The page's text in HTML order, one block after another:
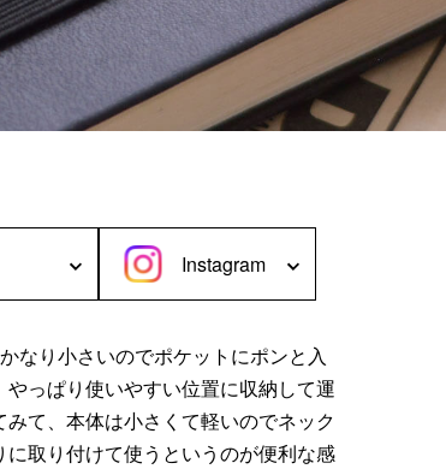
予備バッテリー／電源ケース
ボトルホルダー／傘ケース
電子タバコ／タバコケース
Instagram
なり小さいのでポケットにポンと入
っぱり使いやすい位置に収納して運
て、本体は小さくて軽いのでネック
取り付けて使うというのが便利な感